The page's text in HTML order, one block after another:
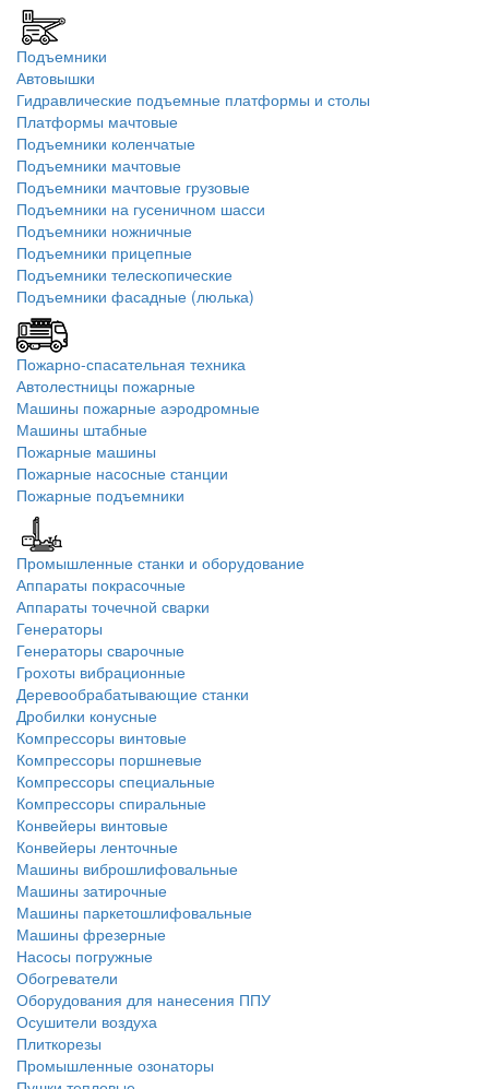
Подъемники
Автовышки
Гидравлические подъемные платформы и столы
Платформы мачтовые
Подъемники коленчатые
Подъемники мачтовые
Подъемники мачтовые грузовые
Подъемники на гусеничном шасси
Подъемники ножничные
Подъемники прицепные
Подъемники телескопические
Подъемники фасадные (люлька)
Пожарно-спасательная техника
Автолестницы пожарные
Машины пожарные аэродромные
Машины штабные
Пожарные машины
Пожарные насосные станции
Пожарные подъемники
Промышленные станки и оборудование
Аппараты покрасочные
Аппараты точечной сварки
Генераторы
Генераторы сварочные
Грохоты вибрационные
Деревообрабатывающие станки
Дробилки конусные
Компрессоры винтовые
Компрессоры поршневые
Компрессоры специальные
Компрессоры спиральные
Конвейеры винтовые
Конвейеры ленточные
Машины виброшлифовальные
Машины затирочные
Машины паркетошлифовальные
Машины фрезерные
Насосы погружные
Обогреватели
Оборудования для нанесения ППУ
Осушители воздуха
Плиткорезы
Промышленные озонаторы